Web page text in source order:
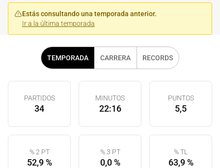
Estás consultando una temporada anterior.
Ir a la última temporada
TEMPORADA CARRERA RECORDS
PARTIDOS
34
MINUTOS
22:16
PUNTOS
5,5
% 2 PT
52,9 %
% 3 PT
0,0 %
% TL
63,9 %